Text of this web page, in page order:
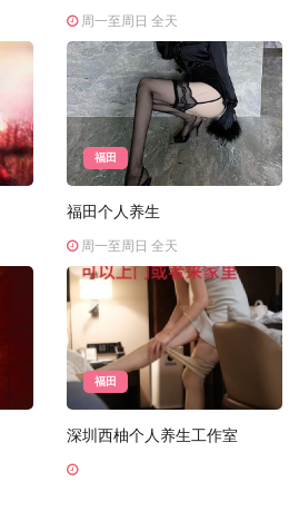
周一至周日 全天
福田
福田个人养生
周一至周日 全天
福田
深圳西柚个人养生工作室